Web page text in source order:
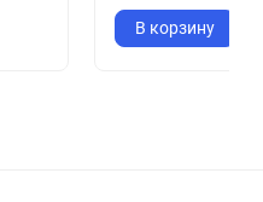
В корзину